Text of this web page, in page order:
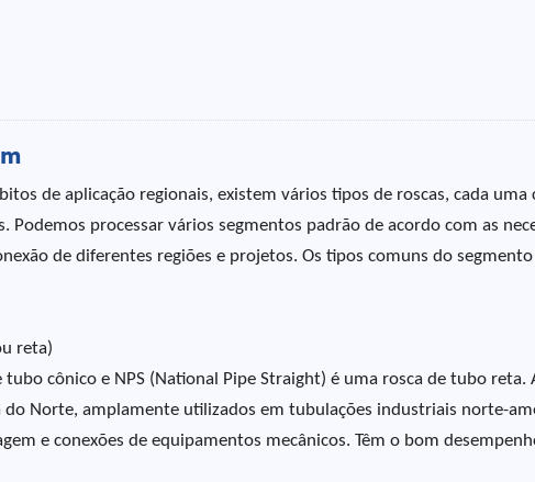
de aplicação regionais, existem vários tipos de roscas, cada uma
Podemos processar vários segmentos padrão de acordo com as
de diferentes regiões e projetos. Os tipos comuns do
reta)
tubo cônico e NPS (National Pipe Straight) é uma rosca de tubo reta.
do Norte, amplamente utilizados em tubulações industriais norte-
e conexões de equipamentos mecânicos. Têm o bom